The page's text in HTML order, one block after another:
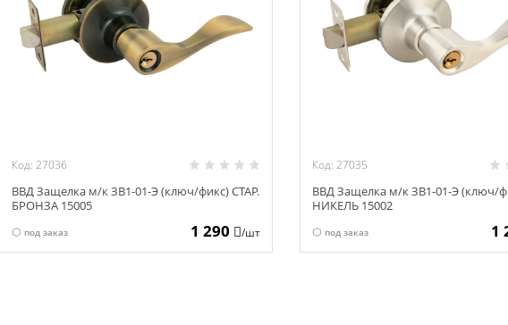
Код: 27036
ВВД Защелка м/к ЗВ1-01-Э (ключ/фикс) СТАР.
БРОНЗА 15005
под заказ 1 290 /шт
Код: 27035
ВВД Защелка м/к ЗВ1-01-Э (ключ/
НИКЕЛЬ 15002
под заказ 1